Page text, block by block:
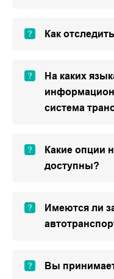
Как
На каких
система
Какие опции
доступны?
Имеются ли
Вы